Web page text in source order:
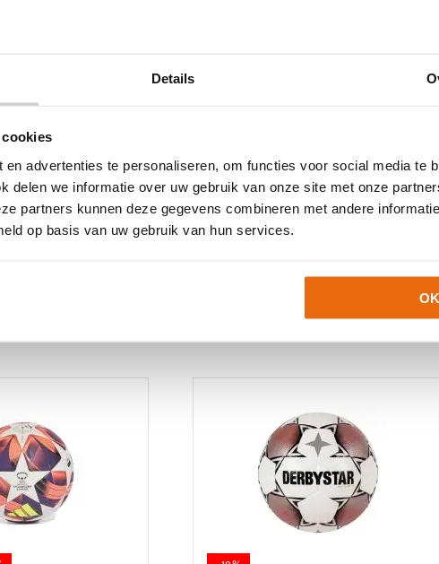
Details
advertenties te personaliseren, om functies voor social media te
delen we informatie over uw gebruik van onze site met onze
partners kunnen deze gegevens combineren met andere
op basis van uw gebruik van hun services.
OK
contact met